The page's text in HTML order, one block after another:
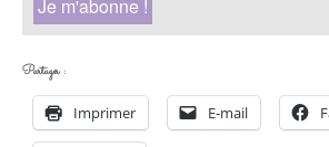
Partager :
Imprimer E-mail